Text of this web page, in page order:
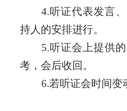
4.听证代表发言
持人的安排进行。
5.听证会上提供
考，会后收回。
6.若听证会时间变